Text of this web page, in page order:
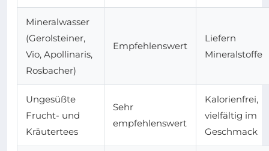
Mineralwasser
(Gerolsteiner,
Vio, Apollinaris,
Rosbacher)
Empfehlenswert
Liefern
Mineralstoffe
Ungesüßte
Frucht- und
Kräutertees
Sehr
empfehlenswert
Kalorienfrei,
vielfältig im
Geschmack